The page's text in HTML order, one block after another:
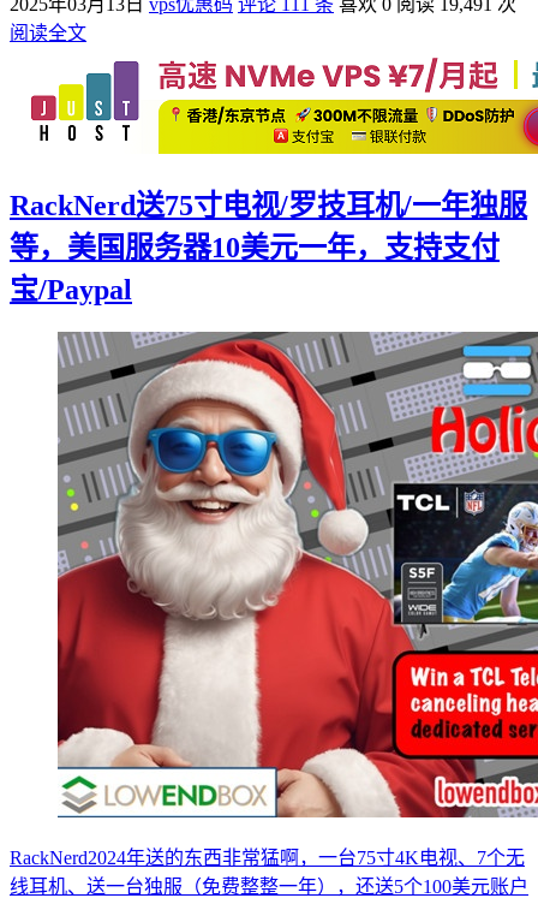
阅读全文
RackNerd送75寸电视/罗技耳机/一年独服
等，美国服务器10美元一年，支持支付
宝/Paypal
RackNerd2024年送的东西非常猛啊，一台75寸4K电视、7个无
线耳机、送一台独服（免费整整一年），还送5个100美元账户